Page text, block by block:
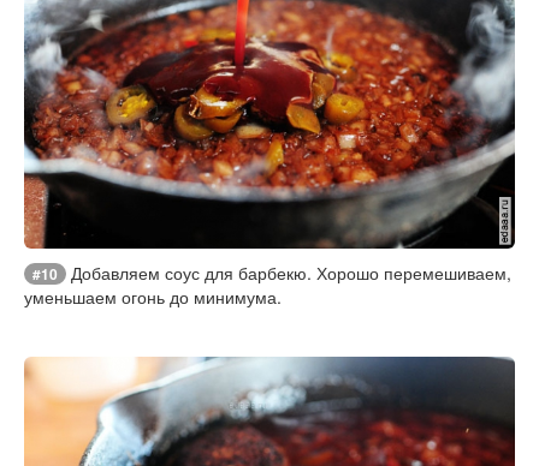
#10
Добавляем соус для барбекю. Хорошо перемешиваем,
уменьшаем огонь до минимума.